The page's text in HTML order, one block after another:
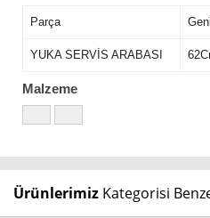
Parça
YUKA SERVİS ARABASI
Malzeme
Ürünlerimiz Kategorisi